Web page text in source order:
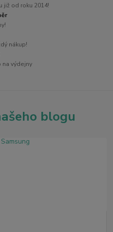
již od roku 2014!
nákup!
na výdejny
blogu